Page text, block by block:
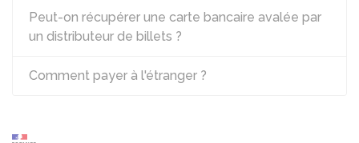
Peut-on récupérer une carte bancaire avalée par
un distributeur de billets ?
Comment payer à l'étranger ?